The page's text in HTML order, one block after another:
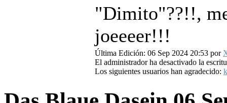
"Dimito"??!!,
joeeeer!!!
Última Edición: 06 Sep 2024 20:53 por
El administrador ha desactivado la
Los siguientes usuarios han agradecido: